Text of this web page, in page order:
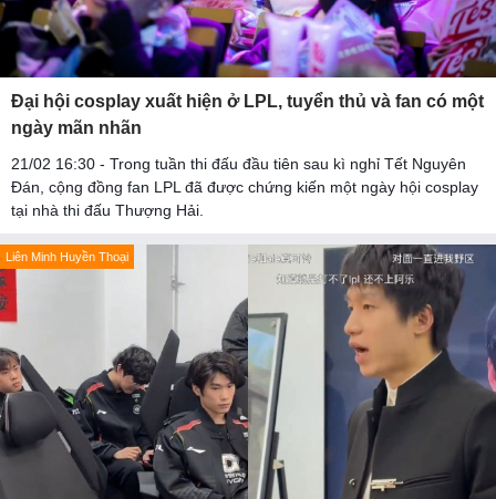
Đại hội cosplay xuất hiện ở LPL, tuyển thủ và fan có một
ngày mãn nhãn
21/02 16:30 - Trong tuần thi đấu đầu tiên sau kì nghỉ Tết Nguyên
Đán, cộng đồng fan LPL đã được chứng kiến một ngày hội cosplay
tại nhà thi đấu Thượng Hải.
Liên Minh Huyền Thoại